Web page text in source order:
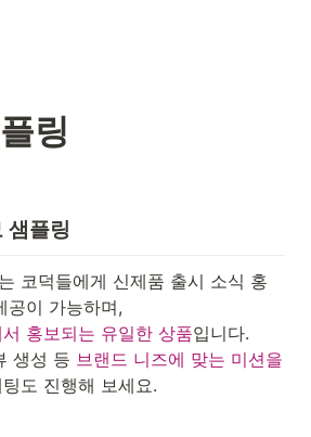
링
샘플링
코덕들에게 신제품 출시 소식 홍
홍보되는 유일한 상품입니다.
생성 등 브랜드 니즈에 맞는 미션을
도 진행해 보세요.